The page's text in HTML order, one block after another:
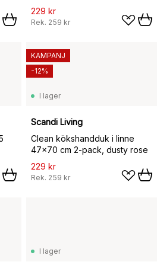
229 kr
Rek. 259 kr
I lager
Scandi Living
Clean kökshandduk i linne
47x70 cm 2-pack, dusty rose
229 kr
Rek. 259 kr
KAMPANJ
-12%
I lager